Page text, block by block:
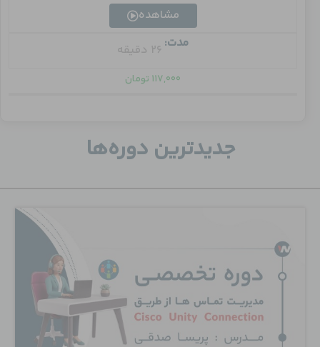
مشاهده
مدت: 26 دقیقه
۱۱۷,۰۰۰ تومان
جدید‌ترین دوره‌ها